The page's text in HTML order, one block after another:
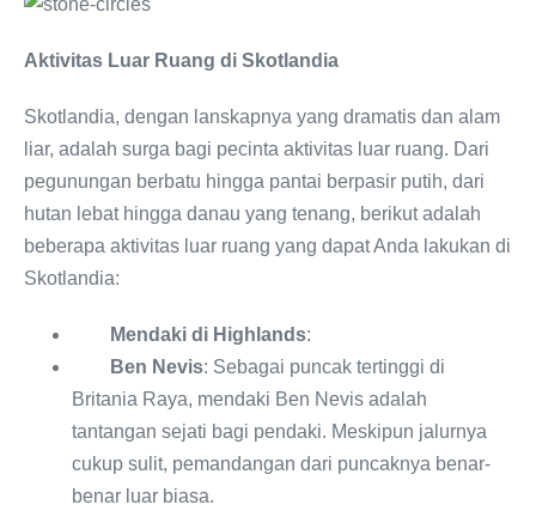
Aktivitas Luar Ruang di Skotlandia
Skotlandia, dengan lanskapnya yang dramatis dan alam
liar, adalah surga bagi pecinta aktivitas luar ruang. Dari
pegunungan berbatu hingga pantai berpasir putih, dari
hutan lebat hingga danau yang tenang, berikut adalah
beberapa aktivitas luar ruang yang dapat Anda lakukan di
Skotlandia:
Mendaki di Highlands:
Ben Nevis: Sebagai puncak tertinggi di
Britania Raya, mendaki Ben Nevis adalah
tantangan sejati bagi pendaki. Meskipun jalurnya
cukup sulit, pemandangan dari puncaknya benar-
benar luar biasa.